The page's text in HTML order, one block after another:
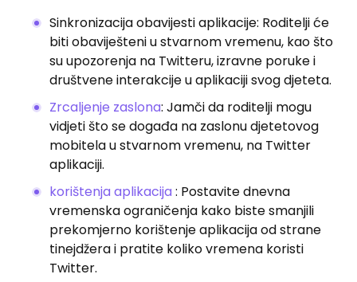
Sinkronizacija obavijesti aplikacije: Roditelji će
biti obaviješteni u stvarnom vremenu, kao što
su upozorenja na Twitteru, izravne poruke i
društvene interakcije u aplikaciji svog djeteta.
Zrcaljenje zaslona: Jamči da roditelji mogu
vidjeti što se događa na zaslonu djetetovog
mobitela u stvarnom vremenu, na Twitter
aplikaciji.
korištenja aplikacija : Postavite dnevna
vremenska ograničenja kako biste smanjili
prekomjerno korištenje aplikacija od strane
tinejdžera i pratite koliko vremena koristi
Twitter.